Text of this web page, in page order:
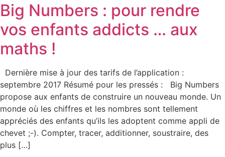
Big Numbers : pour rendre
vos enfants addicts … aux
maths !
Dernière mise à jour des tarifs de l’application :
septembre 2017 Résumé pour les pressés : Big Numbers
propose aux enfants de construire un nouveau monde. Un
monde où les chiffres et les nombres sont tellement
appréciés des enfants qu’ils les adoptent comme appli de
chevet ;-). Compter, tracer, additionner, soustraire, des
plus […]